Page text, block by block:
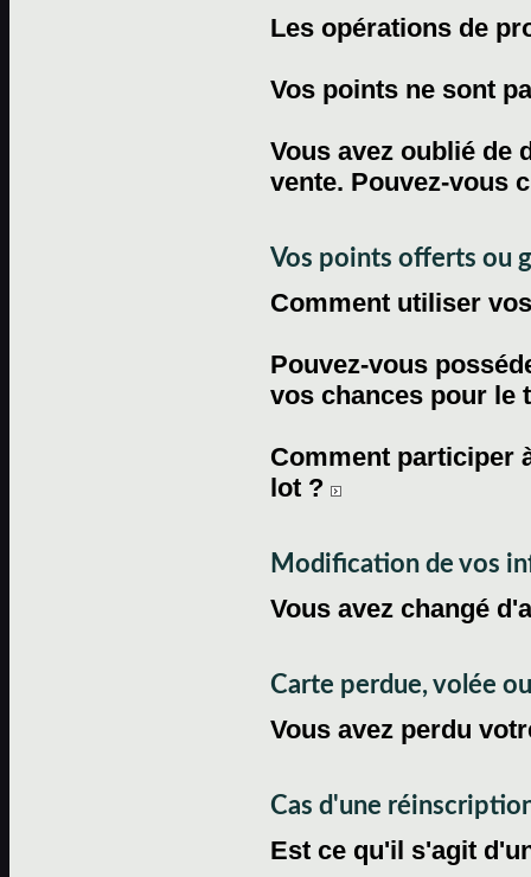
Les opérations de
Vos points ne sont
Vous avez oublié de
vente. Pouvez-vous
Vos points offerts ou
Comment utiliser
Pouvez-vous
vos chances pour le
Comment participer
lot ?
Modification de vos
Vous avez changé
Carte perdue, volée
Vous avez perdu
Cas d'une
Est ce qu'il s'agit